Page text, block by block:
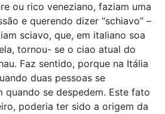
ou rico veneziano, faziam uma
e querendo dizer “schiavo” –
sciavo, que, em italiano soa
tornou- se o ciao atual do
Faz sentido, porque na Itália
duas pessoas se
quando se despedem. Este fato
poderia ter sido a origem da